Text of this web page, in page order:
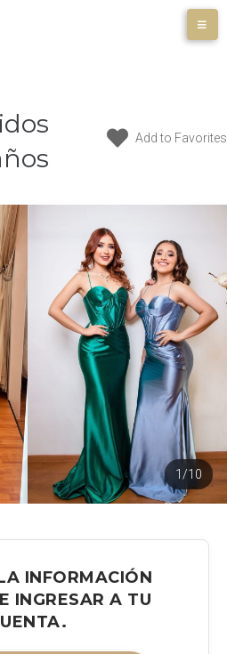
Add to Favorites
1/10
INFORMACIÓN
INGRESAR A TU